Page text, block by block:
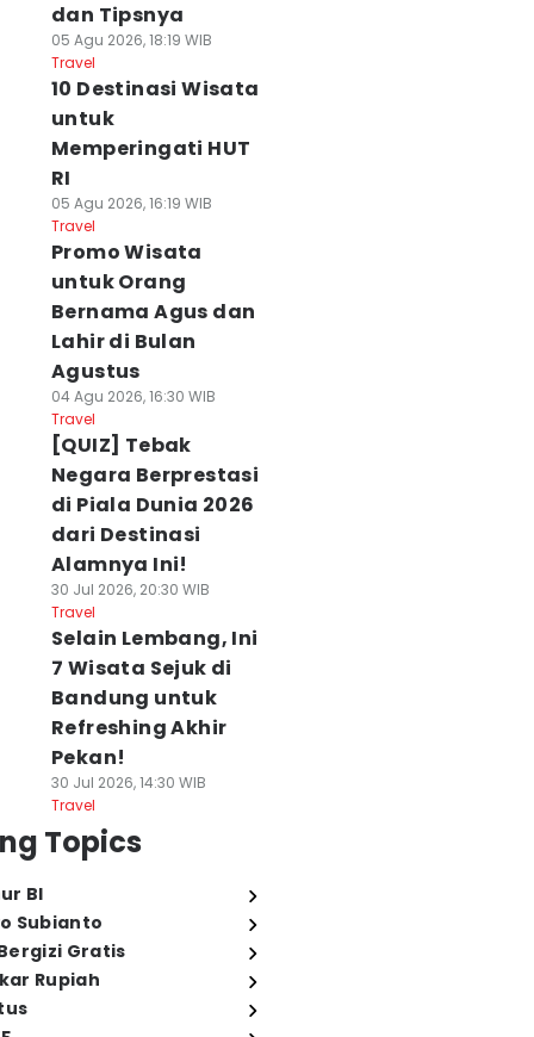
dan Tipsnya
05 Agu 2026, 18:19 WIB
Travel
10 Destinasi Wisata
untuk
Memperingati HUT
RI
05 Agu 2026, 16:19 WIB
Travel
Promo Wisata
untuk Orang
Bernama Agus dan
Lahir di Bulan
Agustus
04 Agu 2026, 16:30 WIB
Travel
[QUIZ] Tebak
Negara Berprestasi
di Piala Dunia 2026
dari Destinasi
Alamnya Ini!
30 Jul 2026, 20:30 WIB
Travel
Selain Lembang, Ini
7 Wisata Sejuk di
Bandung untuk
Refreshing Akhir
Pekan!
30 Jul 2026, 14:30 WIB
Travel
Topics
BI
Subianto
Gratis
Rupiah